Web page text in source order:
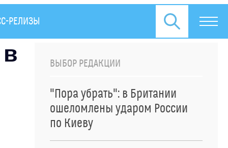
РЕЛИЗЫ
ВЫБОР РЕДАКЦИИ
"Пора убрать": в Британии
ошеломлены ударом России
по Киеву